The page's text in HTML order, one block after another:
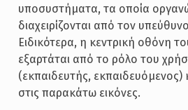
υποσυστήματα, τα οποία
διαχειρίζονται από τον
Ειδικότερα, η κεντρική οθόνη
εξαρτάται από το ρόλο του
(εκπαιδευτής, εκπαιδευόμενος)
στις παρακάτω εικόνες.